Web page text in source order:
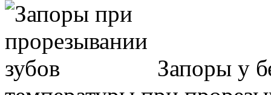
Запоры у